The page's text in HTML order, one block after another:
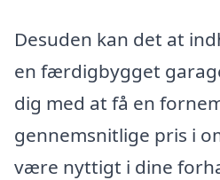
Desuden kan det at
en færdigbygget
dig med at få en
gennemsnitlige pris i
være nyttigt i dine